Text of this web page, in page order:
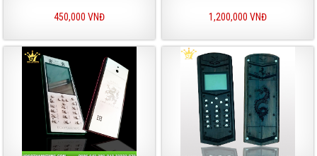
450,000 VNĐ 1,200,000 VNĐ